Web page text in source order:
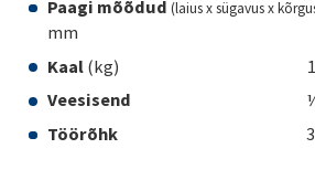
Paagi mõõdud(laius x sügavus x
mm
Kaal (kg)
Veesisend
Töörõhk